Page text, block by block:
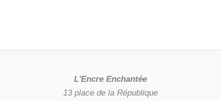
L'Encre Enchantée
13 place de la République